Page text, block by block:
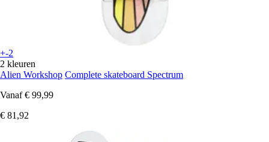
+-2
2 kleuren
Alien Workshop Complete skateboard Spectrum
Vanaf € 99,99
€ 81,92